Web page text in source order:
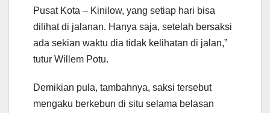
Pusat Kota – Kinilow, yang setiap hari bisa
dilihat di jalanan. Hanya saja, setelah bersaksi
ada sekian waktu dia tidak kelihatan di jalan,”
tutur Willem Potu.
Demikian pula, tambahnya, saksi tersebut
mengaku berkebun di situ selama belasan